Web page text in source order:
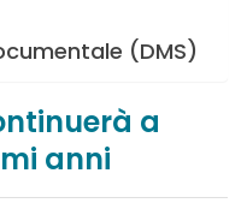
(DMS)
a
anni